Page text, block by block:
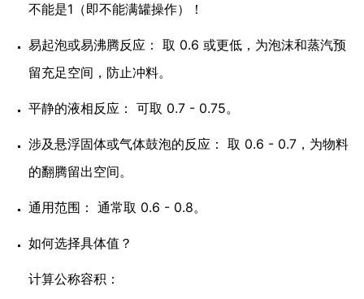
不能是1（即不能满罐操作）！
易起泡或易沸腾反应： 取 0.6 或更低，为泡沫和蒸汽预
留充足空间，防止冲料。
平静的液相反应： 可取 0.7 - 0.75。
涉及悬浮固体或气体鼓泡的反应： 取 0.6 - 0.7，为物料
的翻腾留出空间。
通用范围： 通常取 0.6 - 0.8。
如何选择具体值？
计算公称容积：